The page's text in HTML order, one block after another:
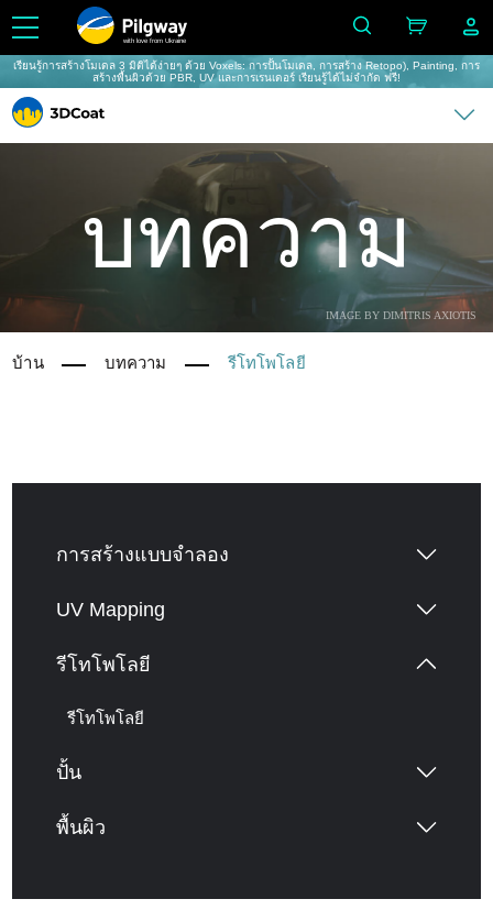
with love from Ukraine
เรียนรู้การสร้างโมเดล 3 มิติได้ง่ายๆ ด้วย Voxels: การปั้นโมเดล, การสร้าง Retopo), Painting, การ
สร้างพื้นผิวด้วย PBR, UV และการเรนเดอร์ เรียนรู้ได้ไม่จำกัด ฟรี!
IMAGE BY DIMITRIS AXIOTIS
บทความ
บ้าน บทความ รีโทโพโลยี
การสร้างแบบจำลอง
UV Mapping
รีโทโพโลยี
รีโทโพโลยี
ปั้น
พื้นผิว